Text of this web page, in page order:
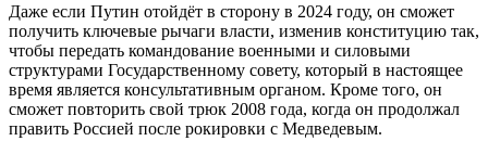
Даже если Путин отойдёт в сторону в 2024 году, он сможет
получить ключевые рычаги власти, изменив конституцию так,
чтобы передать командование военными и силовыми
структурами Государственному совету, который в настоящее
время является консультативным органом. Кроме того, он
сможет повторить свой трюк 2008 года, когда он продолжал
править Россией после рокировки с Медведевым.